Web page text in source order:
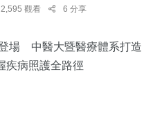
2,595 觀看 6 分享